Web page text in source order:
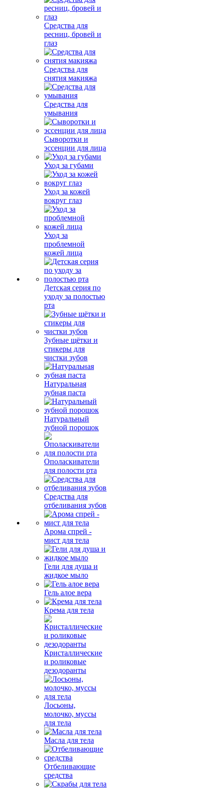
Средства для
ресниц, бровей и
глаз
Средства для
снятия макияжа
Средства для
умывания
Сыворотки и
эссенции для лица
Уход за губами
Уход за кожей
вокруг глаз
Уход за
проблемной
кожей лица
Детская серия по
уходу за полостью
рта
Зубные щётки и
стикеры для
чистки зубов
Натуральная
зубная паста
Натуральный
зубной порошок
Ополаскиватели
для полости рта
Средства для
отбеливания зубов
Арома спрей -
мист для тела
Гели для душа и
жидкое мыло
Гель алое вера
Крема для тела
Кристаллические
и роликовые
дезодоранты
Лосьоны,
молочко, муссы
для тела
Масла для тела
Отбеливающие
средства